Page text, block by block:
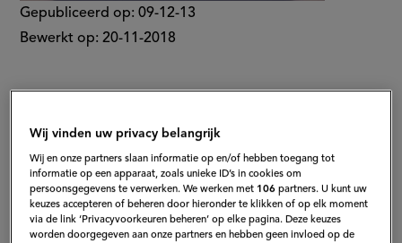
Gepubliceerd op: 09-12-13
Bewerkt op: 20-11-2018
Wij vinden uw privacy belangrijk
Wij en onze partners slaan informatie op en/of hebben toegang tot
informatie op een apparaat, zoals unieke ID’s in cookies om
persoonsgegevens te verwerken. We werken met 106 partners. U kunt uw
keuzes accepteren of beheren door hieronder te klikken of op elk moment
via de link ‘Privacyvoorkeuren beheren’ op elke pagina. Deze keuzes
worden doorgegeven aan onze partners en hebben geen invloed op de